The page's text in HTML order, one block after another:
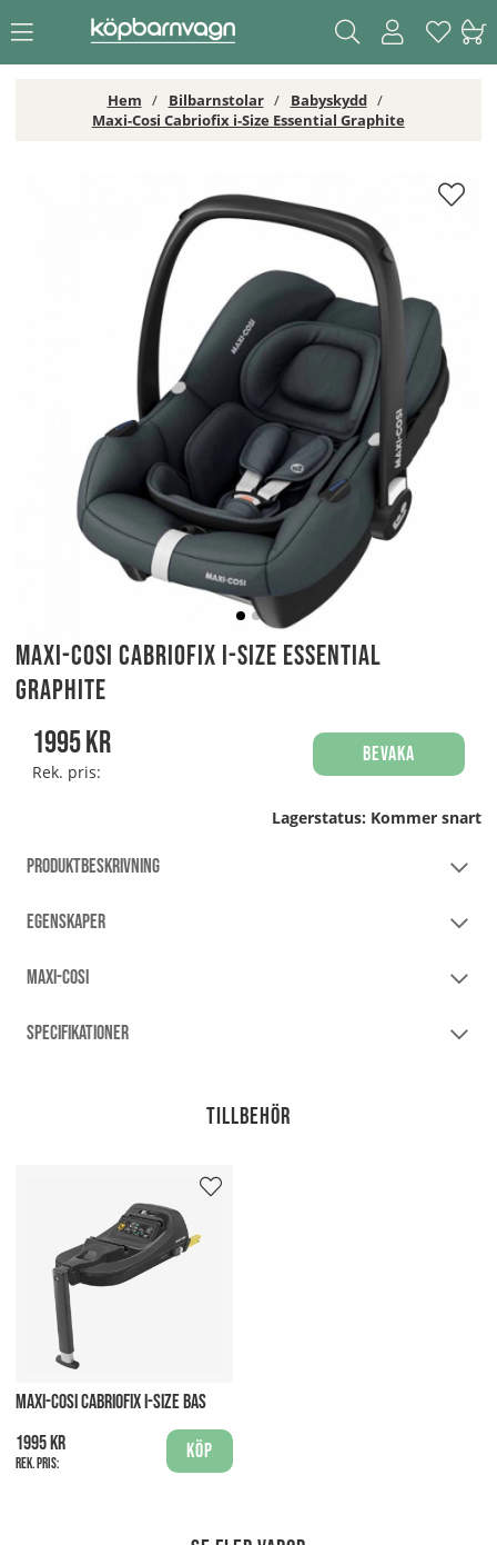
Hem Bilbarnstolar
Babyskydd
Maxi-Cosi Cabriofix i-Size Essential Graphite
Maxi-Cosi Cabriofix i-Size Essential
Graphite
1995kr
Rek. pris:
Bevaka
Lagerstatus: Kommer snart
PRODUKTBESKRIVNING
EGENSKAPER
MAXI-COSI
SPECIFIKATIONER
Tillbehör
MAXI-COSI CABRIOFIX I-SIZE BAS
1995 kr
Rek. pris:
Köp